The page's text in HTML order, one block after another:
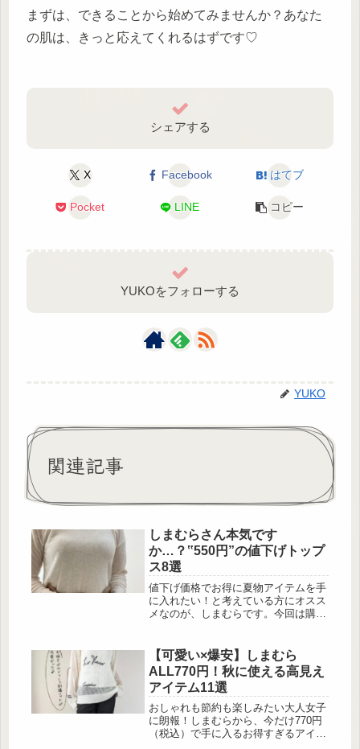
まずは、できることから始めてみませんか？あなた
の肌は、きっと応えてくれるはずです♡
シェアする
X Facebook はてブ
Pocket LINE コピー
YUKOをフォローする
YUKO
関連記事
しまむらさん本気です
か…？‟550円”の値下げトップ
ス8選
値下げ価格でお得に夏物アイテムを手
に入れたい！と考えている方にオスス
メなのが、しまむらです。今回は購入
た。まだまだ暑い日が続きそうなの
で、夏物をクローゼットに追加しても
来年まで待たずに着用出来ますよ♡ヘ
ルシーに肌見せ出来るレイヤード風プ
ルオーバー 出典:3姉妹mama lily様ご
提供 肩をチラリと肌見せ出来るプル
オーバーは、レイヤード風の仕上がり
ながら実際...
【可愛い×爆安】しまむら
ALL770円！秋に使える高見え
アイテム11選
おしゃれも節約も楽しみたい大人女子
に朗報！しまむらから、今だけ770円
（税込）で手に入るお得すぎるアイテ